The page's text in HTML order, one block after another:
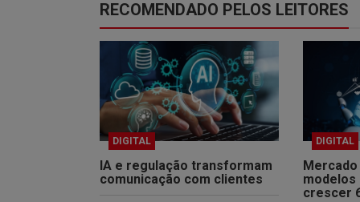
RECOMENDADO PELOS LEITORES
DIGITAL
IA e regulação transformam
comunicação com clientes
DIGITAL
modelos
crescer